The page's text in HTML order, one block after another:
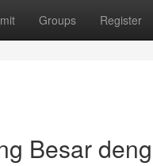
Groups Register
Besar